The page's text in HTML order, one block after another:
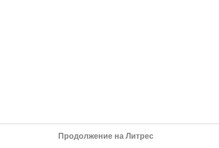
Продолжение на Литрес